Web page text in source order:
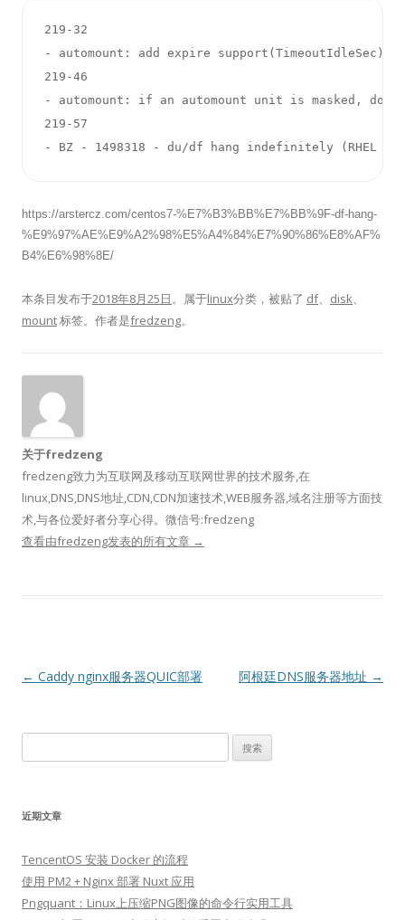
219-32
- automount: add expire support(TimeoutIdleSec)
219-46
- automount: if an automount unit is masked,
219-57
- BZ - 1498318 - du/df hang indefinitely (RHEL
https://arstercz.com/centos7-%E7%B3%BB%E7%BB%9F-df-hang-
%E9%97%AE%E9%A2%98%E5%A4%84%E7%90%86%E8%AF%
B4%E6%98%8E/
本条目发布于2018年8月25日。属于linux分类，被贴了 df、 disk、
mount标签。 作者是fredzeng。
关于fredzeng
fredzeng致力为互联网及移动互联网世界的技术服务,在
linux,DNS,DNS地址,CDN,CDN加速技术,WEB服务器,域名注册等方面技
术,与各位爱好者分享心得。微信号:fredzeng
查看由fredzeng发表的所有文章 →
文
← Caddy nginx服务器QUIC部署 阿根廷DNS服务器地址 →
索：
近期文章
TencentOS 安装 Docker 的流程
使用 PM2 + Nginx 部署 Nuxt 应用
Pngquant：Linux上压缩PNG图像的命令行实用工具